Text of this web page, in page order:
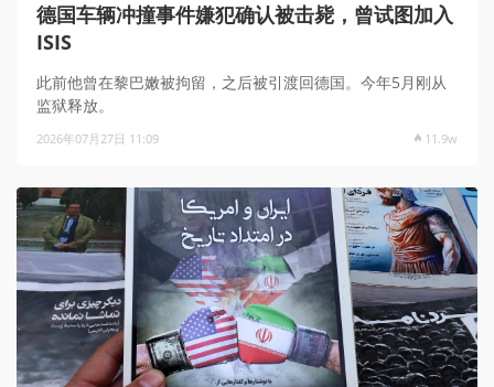
德国车辆冲撞事件嫌犯确认被击毙，曾试图加入
ISIS
此前他曾在黎巴嫩被拘留，之后被引渡回德国。今年5月刚从
监狱释放。
2026年07月27日 11:09 11.9w